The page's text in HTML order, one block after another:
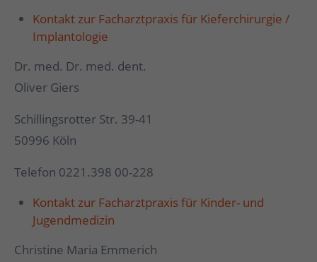
Kontakt zur Facharztpraxis für Kieferchirurgie /
Implantologie
Dr. med. Dr. med. dent.
Oliver Giers
Schillingsrotter Str. 39-41
50996 Köln
Telefon 0221.398 00-228
Kontakt zur Facharztpraxis für Kinder- und
Jugendmedizin
Christine Maria Emmerich